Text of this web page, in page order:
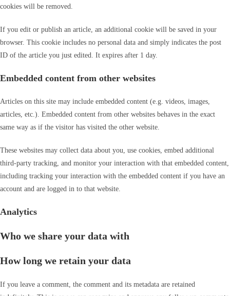
cookies will be removed.
If you edit or publish an article, an additional cookie will be saved in your
browser. This cookie includes no personal data and simply indicates the post
ID of the article you just edited. It expires after 1 day.
Embedded content from other websites
Articles on this site may include embedded content (e.g. videos, images,
articles, etc.). Embedded content from other websites behaves in the exact
same way as if the visitor has visited the other website.
These websites may collect data about you, use cookies, embed additional
third-party tracking, and monitor your interaction with that embedded content,
including tracking your interaction with the embedded content if you have an
account and are logged in to that website.
Analytics
Who we share your data with
How long we retain your data
If you leave a comment, the comment and its metadata are retained